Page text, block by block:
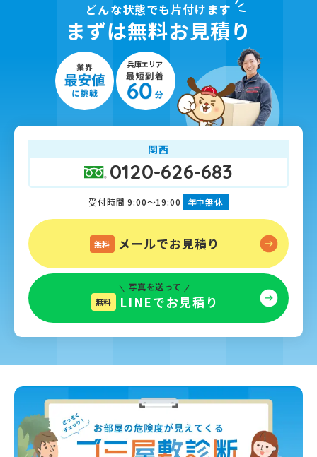
どんな状態でも片付けます
まずは無料お見積り
関西
0120-626-683
受付時間 9:00～19:00 年中無休
無料 メールでお見積り
写真を送って
無料 LINEでお見積り